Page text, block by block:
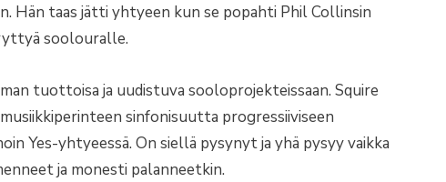
Hän taas jätti yhtyeen kun se popahti Phil Collinsin
soolouralle.
tuottoisa ja uudistuva sooloprojekteissaan. Squire
sinfonisuutta progressiiviseen
Yes-yhtyeessä. On siellä pysynyt ja yhä pysyy vaikka
ja monesti palanneetkin.